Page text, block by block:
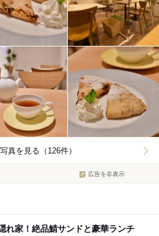
真を見る（126件）
広告を非表示
れ家！絶品鯖サンドと豪華ランチ